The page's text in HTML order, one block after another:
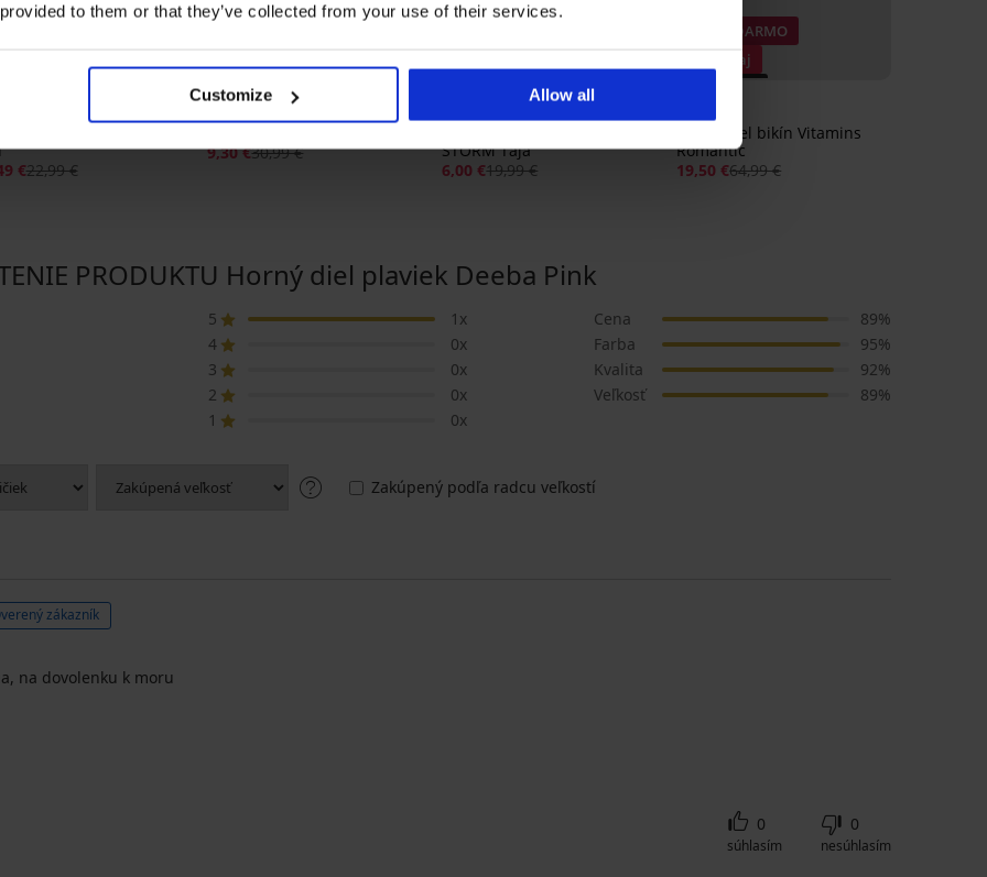
to them or that they’ve collected from your use of their services.
Customize Allow all
€22,99 €
Zľava -70%
9,30 €30,99 €
STORM Taja
6,00 €19,99 €
1+1 ZADARMO
Výpredaj
Zľava -70%
Horný diel bikín Vitamins
Romantic
19,50 €64,99 €
PRODUKTU Horný diel plaviek Deeba Pink
5
1x
4
0x
3
0x
2
0x
1
0x
Cena
89%
Farba
95%
Kvalita
92%
Veľkosť
89%
Zakúpený podľa radcu veľkostí
zákazník
na dovolenku k moru
0
súhlasím
0
nesúhlasím